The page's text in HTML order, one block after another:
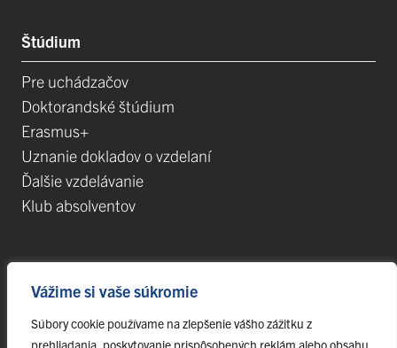
Vážime si vaše súkromie
Súbory cookie používame na zlepšenie vášho zážitku z
prehliadania, poskytovanie prispôsobených reklám alebo obsahu
Štúdium
Pre uchádzačov
Doktorandské štúdium
Erasmus+
Uznanie dokladov o vzdelaní
Ďalšie vzdelávanie
Klub absolventov
Projekty